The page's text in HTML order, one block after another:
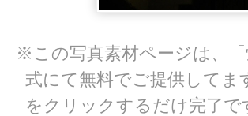
※この写真素材ページは、
式にて無料でご提供してま
をクリックするだけ完了で